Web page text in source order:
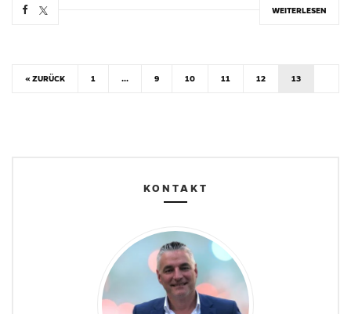
WEITERLESEN
« ZURÜCK 1 ... 9 10 11 12 13
KONTAKT